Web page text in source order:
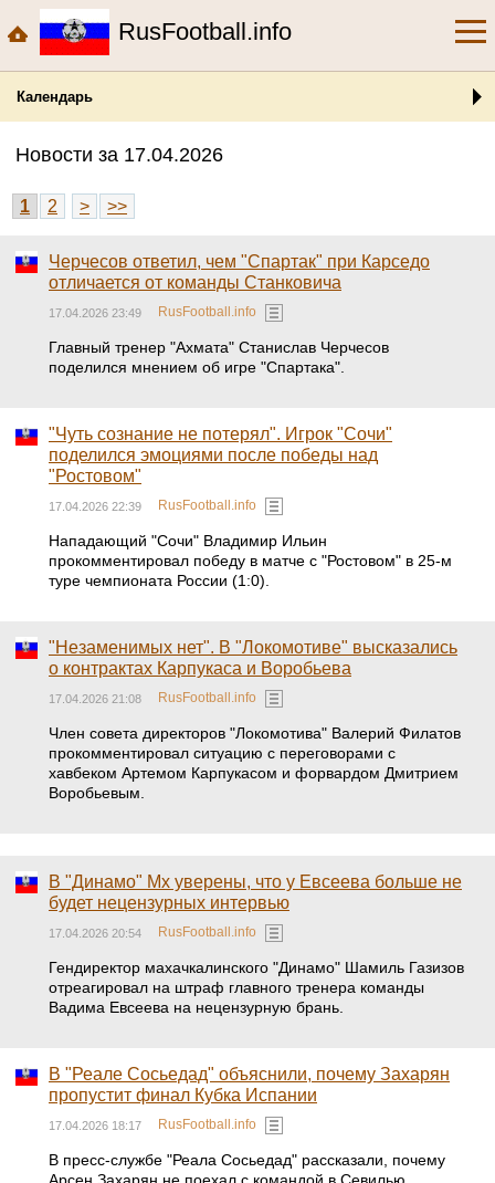
RusFootball.info
Календарь
Новости за 17.04.2026
1 2 > >>
Черчесов ответил, чем "Спартак" при Карседо
отличается от команды Станковича
17.04.2026 23:49 RusFootball.info
Главный тренер "Ахмата" Станислав Черчесов
поделился мнением об игре "Спартака".
"Чуть сознание не потерял". Игрок "Сочи"
поделился эмоциями после победы над
"Ростовом"
17.04.2026 22:39 RusFootball.info
Нападающий "Сочи" Владимир Ильин
прокомментировал победу в матче с "Ростовом" в 25-м
туре чемпионата России (1:0).
"Незаменимых нет". В "Локомотиве" высказались
о контрактах Карпукаса и Воробьева
17.04.2026 21:08 RusFootball.info
Член совета директоров "Локомотива" Валерий Филатов
прокомментировал ситуацию с переговорами с
хавбеком Артемом Карпукасом и форвардом Дмитрием
Воробьевым.
В "Динамо" Мх уверены, что у Евсеева больше не
будет нецензурных интервью
17.04.2026 20:54 RusFootball.info
Гендиректор махачкалинского "Динамо" Шамиль Газизов
отреагировал на штраф главного тренера команды
Вадима Евсеева на нецензурную брань.
В "Реале Сосьедад" объяснили, почему Захарян
пропустит финал Кубка Испании
17.04.2026 18:17 RusFootball.info
В пресс-службе "Реала Сосьедад" рассказали, почему